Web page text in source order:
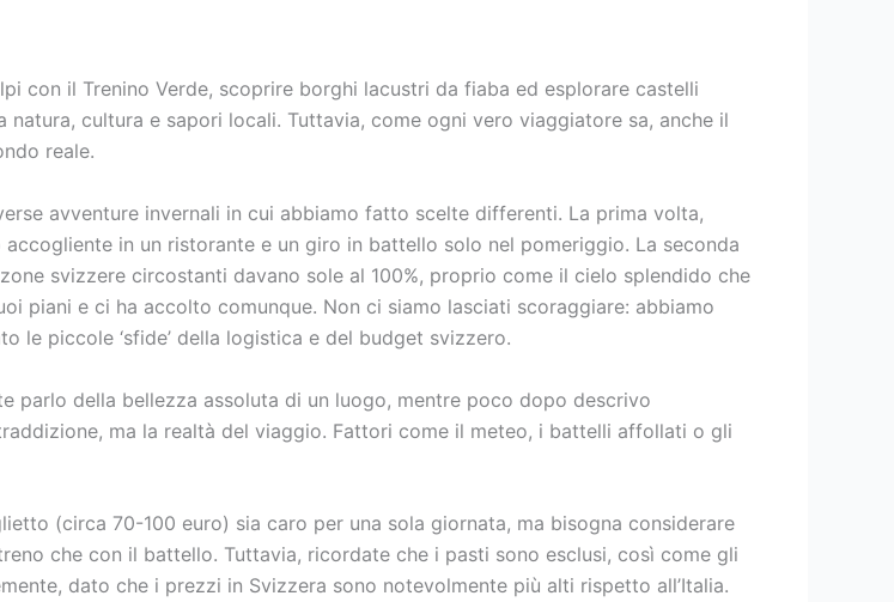
con il Trenino Verde, scoprire borghi lacustri da fiaba ed esplorare castelli
cultura e sapori locali. Tuttavia, come ogni vero viaggiatore sa, anche il
reale.
avventure invernali in cui abbiamo fatto scelte differenti. La prima volta,
in un ristorante e un giro in battello solo nel pomeriggio. La seconda
svizzere circostanti davano sole al 100%, proprio come il cielo splendido che
piani e ci ha accolto comunque. Non ci siamo lasciati scoraggiare: abbiamo
le piccole ‘sfide’ della logistica e del budget svizzero.
parlo della bellezza assoluta di un luogo, mentre poco dopo descrivo
ma la realtà del viaggio. Fattori come il meteo, i battelli affollati o gli
(circa 70-100 euro) sia caro per una sola giornata, ma bisogna considerare
che con il battello. Tuttavia, ricordate che i pasti sono esclusi, così come gli
dato che i prezzi in Svizzera sono notevolmente più alti rispetto all’Italia.